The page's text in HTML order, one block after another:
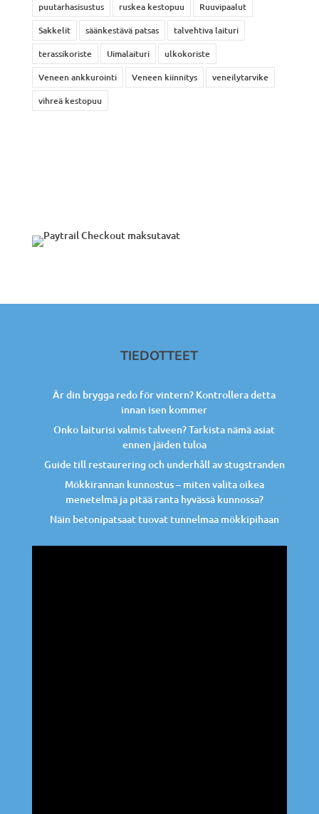
puutarhasisustus ruskea kestopuu
Ruuvipaalut
Sakkelit
säänkestävä patsas
talvehtiva laituri
terassikoriste
Uimalaituri
ulkokoriste
Veneen ankkurointi
Veneen kiinnitys
veneilytarvike
vihreä kestopuu
TIEDOTTEET
Är din brygga redo för vintern? Kontrollera detta
innan isen kommer
Onko laiturisi valmis talveen? Tarkista nämä asiat
ennen jäiden tuloa
Guide till restaurering och underhåll av stugstranden
Mökkirannan kunnostus – miten valita oikea
menetelmä ja pitää ranta hyvässä kunnossa?
Näin betonipatsaat tuovat tunnelmaa mökkipihaan